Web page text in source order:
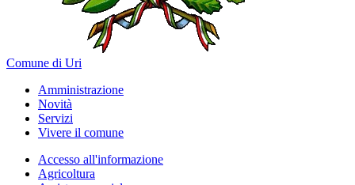
Comune di Uri
Amministrazione
Novità
Servizi
Vivere il comune
Accesso all'informazione
Agricoltura